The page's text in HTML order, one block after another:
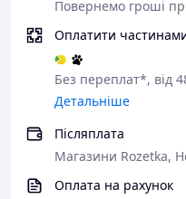
Повернемо гроші
Оплатити
Без переплат*, від
Детальніше
Післяплата
Магазини Rozetka,
Оплата на рахунок